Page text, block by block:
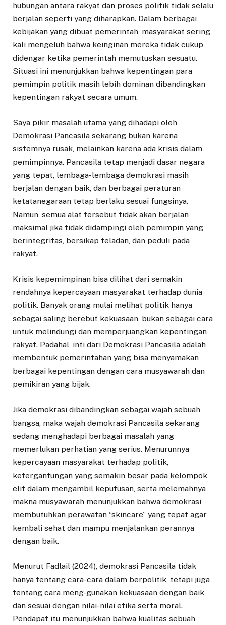
hubungan antara rakyat dan proses politik tidak selalu
berjalan seperti yang diharapkan. Dalam berbagai
kebijakan yang dibuat pemerintah, masyarakat sering
kali mengeluh bahwa keinginan mereka tidak cukup
didengar ketika pemerintah memutuskan sesuatu.
Situasi ini menunjukkan bahwa kepentingan para
pemimpin politik masih lebih dominan dibandingkan
kepentingan rakyat secara umum.
Saya pikir masalah utama yang dihadapi oleh
Demokrasi Pancasila sekarang bukan karena
sistemnya rusak, melainkan karena ada krisis dalam
pemimpinnya. Pancasila tetap menjadi dasar negara
yang tepat, lembaga-lembaga demokrasi masih
berjalan dengan baik, dan berbagai peraturan
ketatanegaraan tetap berlaku sesuai fungsinya.
Namun, semua alat tersebut tidak akan berjalan
maksimal jika tidak didampingi oleh pemimpin yang
berintegritas, bersikap teladan, dan peduli pada
rakyat.
Krisis kepemimpinan bisa dilihat dari semakin
rendahnya kepercayaan masyarakat terhadap dunia
politik. Banyak orang mulai melihat politik hanya
sebagai saling berebut kekuasaan, bukan sebagai cara
untuk melindungi dan memperjuangkan kepentingan
rakyat. Padahal, inti dari Demokrasi Pancasila adalah
membentuk pemerintahan yang bisa menyamakan
berbagai kepentingan dengan cara musyawarah dan
pemikiran yang bijak.
Jika demokrasi dibandingkan sebagai wajah sebuah
bangsa, maka wajah demokrasi Pancasila sekarang
sedang menghadapi berbagai masalah yang
memerlukan perhatian yang serius. Menurunnya
kepercayaan masyarakat terhadap politik,
ketergantungan yang semakin besar pada kelompok
elit dalam mengambil keputusan, serta melemahnya
makna musyawarah menunjukkan bahwa demokrasi
membutuhkan perawatan “skincare” yang tepat agar
kembali sehat dan mampu menjalankan perannya
dengan baik.
Menurut Fadlail (2024), demokrasi Pancasila tidak
hanya tentang cara-cara dalam berpolitik, tetapi juga
tentang cara meng-gunakan kekuasaan dengan baik
dan sesuai dengan nilai-nilai etika serta moral.
Pendapat itu menunjukkan bahwa kualitas sebuah